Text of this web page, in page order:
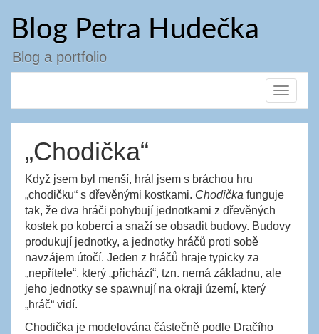
obsahu
webu
Blog Petra Hudečka
Blog a portfolio
Toggle
„Chodička“
Když jsem byl menší, hrál jsem s bráchou hru
„chodičku“ s dřevěnými kostkami. Chodička funguje
tak, že dva hráči pohybují jednotkami z dřevěných
kostek po koberci a snaží se obsadit budovy. Budovy
produkují jednotky, a jednotky hráčů proti sobě
navzájem útočí. Jeden z hráčů hraje typicky za
„nepřítele“, který „přichází“, tzn. nemá základnu, ale
jeho jednotky se spawnují na okraji území, který
„hráč“ vidí.
Chodička je modelována částečně podle Dračího